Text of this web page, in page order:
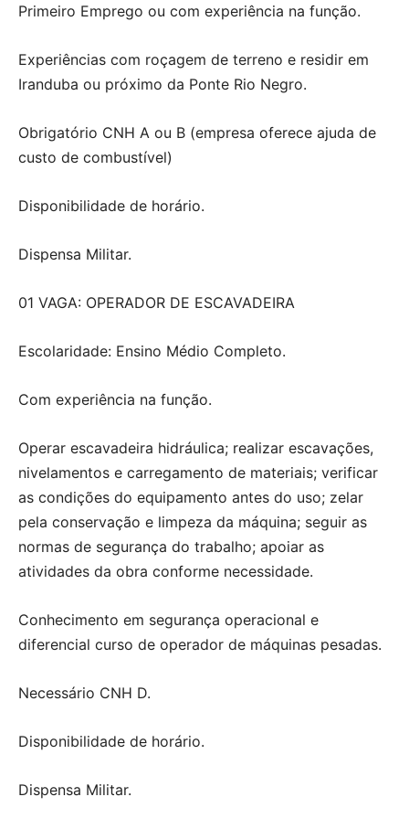
Primeiro Emprego ou com experiência na função.
Experiências com roçagem de terreno e residir em
Iranduba ou próximo da Ponte Rio Negro.
Obrigatório CNH A ou B (empresa oferece ajuda de
custo de combustível)
Disponibilidade de horário.
Dispensa Militar.
01 VAGA: OPERADOR DE ESCAVADEIRA
Escolaridade: Ensino Médio Completo.
Com experiência na função.
Operar escavadeira hidráulica; realizar escavações,
nivelamentos e carregamento de materiais; verificar
as condições do equipamento antes do uso; zelar
pela conservação e limpeza da máquina; seguir as
normas de segurança do trabalho; apoiar as
atividades da obra conforme necessidade.
Conhecimento em segurança operacional e
diferencial curso de operador de máquinas pesadas.
Necessário CNH D.
Disponibilidade de horário.
Dispensa Militar.